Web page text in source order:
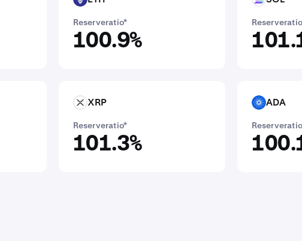
Reserveratio*
100.9%
XRP XRP
Reserveratio*
101.3%
ADA ADA